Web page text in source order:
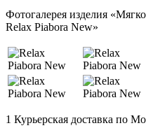
Фотогалерея изделия
Relax Piabora New»
1 Курьерская доставка по